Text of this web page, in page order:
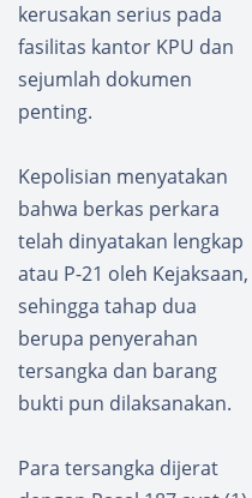
kerusakan serius pada
fasilitas kantor KPU dan
sejumlah dokumen
penting.
Kepolisian menyatakan
bahwa berkas perkara
telah dinyatakan lengkap
atau P-21 oleh Kejaksaan,
sehingga tahap dua
berupa penyerahan
tersangka dan barang
bukti pun dilaksanakan.
Para tersangka dijerat